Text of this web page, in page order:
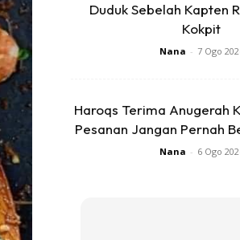
Duduk Sebelah Kapten
Kokpit
Nana - 7 Ogo
Haroqs Terima Anugerah
Pesanan Jangan Pernah
Nana - 6 Ogo